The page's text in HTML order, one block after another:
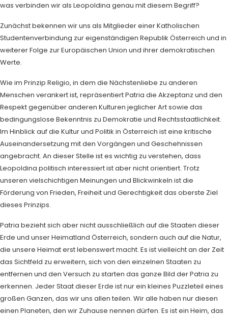
was verbinden wir als Leopoldina genau mit diesem Begriff?
Zunächst bekennen wir uns als Mitglieder einer Katholischen
Studentenverbindung zur eigenständigen Republik Österreich und in
weiterer Folge zur Europäischen Union und ihrer demokratischen
Werte.
Wie im Prinzip Religio, in dem die Nächstenliebe zu anderen
Menschen verankert ist, repräsentiert Patria die Akzeptanz und den
Respekt gegenüber anderen Kulturen jeglicher Art sowie das
bedingungslose Bekenntnis zu Demokratie und Rechtsstaatlichkeit.
Im Hinblick auf die Kultur und Politik in Österreich ist eine kritische
Auseinandersetzung mit den Vorgängen und Geschehnissen
angebracht. An dieser Stelle ist es wichtig zu verstehen, dass
Leopoldina politisch interessiert ist aber nicht orientiert. Trotz
unseren vielschichtigen Meinungen und Blickwinkeln ist die
Förderung von Frieden, Freiheit und Gerechtigkeit das oberste Ziel
dieses Prinzips.
Patria bezieht sich aber nicht ausschließlich auf die Staaten dieser
Erde und unser Heimatland Österreich, sondern auch auf die Natur,
die unsere Heimat erst lebenswert macht. Es ist vielleicht an der Zeit
das Sichtfeld zu erweitern, sich von den einzelnen Staaten zu
entfernen und den Versuch zu starten das ganze Bild der Patria zu
erkennen. Jeder Staat dieser Erde ist nur ein kleines Puzzleteil eines
großen Ganzen, das wir uns allen teilen. Wir alle haben nur diesen
einen Planeten, den wir Zuhause nennen dürfen. Es ist ein Heim, das